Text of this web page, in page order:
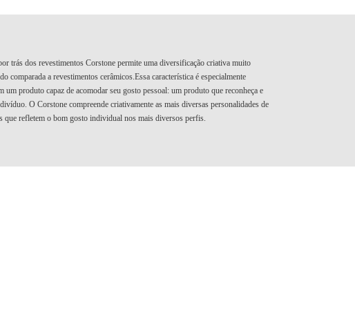
trás dos revestimentos Corstone permite uma diversificação criativa muito
comparada a revestimentos cerâmicos.Essa característica é especialmente
um produto capaz de acomodar seu gosto pessoal: um produto que reconheça e
O Corstone compreende criativamente as mais diversas personalidades de
que refletem o bom gosto individual nos mais diversos perfis.